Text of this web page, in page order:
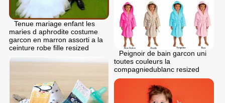
Tenue mariage enfant les
maries d aphrodite costume
garcon en marron assorti a la
ceinture robe fille resized
Peignoir de bain garcon uni
toutes couleurs la
compagniedublanc resized